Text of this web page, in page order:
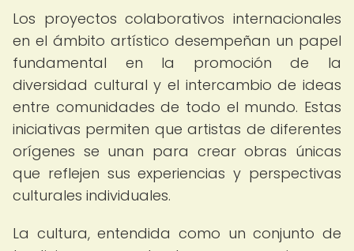
Los proyectos colaborativos internacionales
en el ámbito artístico desempeñan un papel
fundamental en la promoción de la
diversidad cultural y el intercambio de ideas
entre comunidades de todo el mundo. Estas
iniciativas permiten que artistas de diferentes
orígenes se unan para crear obras únicas
que reflejen sus experiencias y perspectivas
culturales individuales.
La cultura, entendida como un conjunto de